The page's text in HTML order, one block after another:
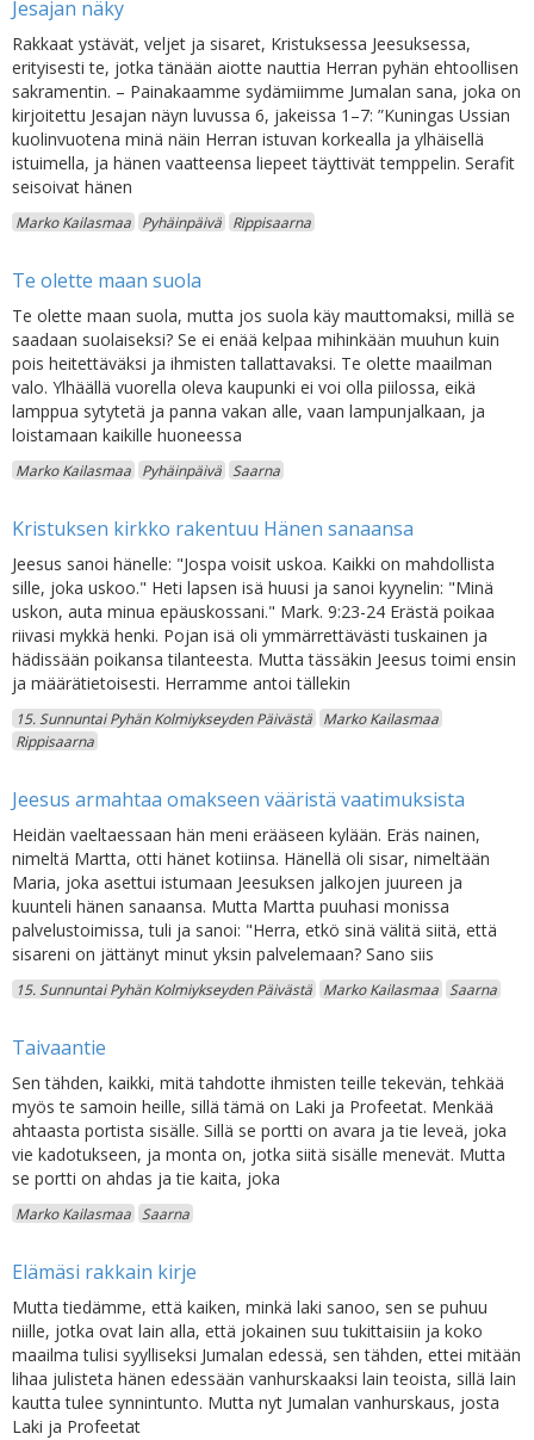
Jesajan näky
Rakkaat ystävät, veljet ja sisaret, Kristuksessa Jeesuksessa,
erityisesti te, jotka tänään aiotte nauttia Herran pyhän ehtoollisen
sakramentin. – Painakaamme sydämiimme Jumalan sana, joka on
kirjoitettu Jesajan näyn luvussa 6, jakeissa 1–7: ”Kuningas Ussian
kuolinvuotena minä näin Herran istuvan korkealla ja ylhäisellä
istuimella, ja hänen vaatteensa liepeet täyttivät temppelin. Serafit
seisoivat hänen
Marko Kailasmaa Pyhäinpäivä Rippisaarna
Te olette maan suola
Te olette maan suola, mutta jos suola käy mauttomaksi, millä se
saadaan suolaiseksi? Se ei enää kelpaa mihinkään muuhun kuin
pois heitettäväksi ja ihmisten tallattavaksi. Te olette maailman
valo. Ylhäällä vuorella oleva kaupunki ei voi olla piilossa, eikä
lamppua sytytetä ja panna vakan alle, vaan lampunjalkaan, ja
loistamaan kaikille huoneessa
Marko Kailasmaa Pyhäinpäivä Saarna
Kristuksen kirkko rakentuu Hänen sanaansa
Jeesus sanoi hänelle: "Jospa voisit uskoa. Kaikki on mahdollista
sille, joka uskoo." Heti lapsen isä huusi ja sanoi kyynelin: "Minä
uskon, auta minua epäuskossani." Mark. 9:23-24 Erästä poikaa
riivasi mykkä henki. Pojan isä oli ymmärrettävästi tuskainen ja
hädissään poikansa tilanteesta. Mutta tässäkin Jeesus toimi ensin
ja määrätietoisesti. Herramme antoi tällekin
15. Sunnuntai Pyhän Kolmiykseyden Päivästä
Marko Kailasmaa
Rippisaarna
Jeesus armahtaa omakseen vääristä vaatimuksista
Heidän vaeltaessaan hän meni erääseen kylään. Eräs nainen,
nimeltä Martta, otti hänet kotiinsa. Hänellä oli sisar, nimeltään
Maria, joka asettui istumaan Jeesuksen jalkojen juureen ja
kuunteli hänen sanaansa. Mutta Martta puuhasi monissa
palvelustoimissa, tuli ja sanoi: "Herra, etkö sinä välitä siitä, että
sisareni on jättänyt minut yksin palvelemaan? Sano siis
15. Sunnuntai Pyhän Kolmiykseyden Päivästä Marko Kailasmaa Saarna
Taivaantie
Sen tähden, kaikki, mitä tahdotte ihmisten teille tekevän, tehkää
myös te samoin heille, sillä tämä on Laki ja Profeetat. Menkää
ahtaasta portista sisälle. Sillä se portti on avara ja tie leveä, joka
vie kadotukseen, ja monta on, jotka siitä sisälle menevät. Mutta
se portti on ahdas ja tie kaita, joka
Marko Kailasmaa Saarna
Elämäsi rakkain kirje
Mutta tiedämme, että kaiken, minkä laki sanoo, sen se puhuu
niille, jotka ovat lain alla, että jokainen suu tukittaisiin ja koko
maailma tulisi syylliseksi Jumalan edessä, sen tähden, ettei mitään
lihaa julisteta hänen edessään vanhurskaaksi lain teoista, sillä lain
kautta tulee synnintunto. Mutta nyt Jumalan vanhurskaus, josta
Laki ja Profeetat